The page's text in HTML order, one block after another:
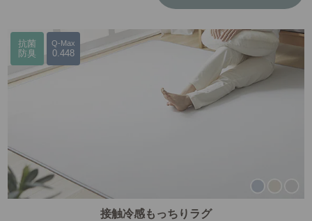
抗菌
防臭
Q-Max
0.448
接触冷感もっちりラグ